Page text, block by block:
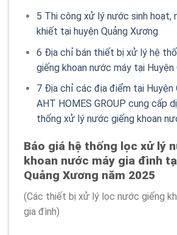
5 Thi công xử lý nước sinh hoạt,
khiết tại huyện Quảng Xương
6 Địa chỉ bán thiết bị xử lý hệ
giếng khoan nước máy tại Huyện
7Địa chỉ các địa điểm tại Huyện
AHT HOMES GROUP cung cấp
thống xử lý nước giếng khoan
Báo giá hệ thống lọc xử lý
khoan nước máy gia đình
Quảng Xương năm 2025
(Các thiết bị xử lý lọc nước giếng
gia đình)